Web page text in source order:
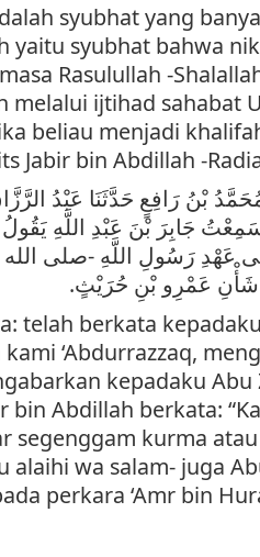
syubhat yang
yaitu syubhat bahwa
Rasulullah -
melalui ijtihad sahabat
beliau menjadi
Jabir bin Abdillah -
بْنُ رَافِعٍ حَدَّثَنَا عَبْدُ
جَابِرَ بْنَ عَبْدِ اللَّهِ
عَهْدِ رَسُولِ اللَّهِ -صلى
عَمْرِو بْنِ حُرَيْثٍ.
telah berkata
kami ‘Abdurrazzaq,
kepadaku Abu
bin Abdillah berkata:
segenggam kurma
alaihi wa salam- juga
perkara ‘Amr bin